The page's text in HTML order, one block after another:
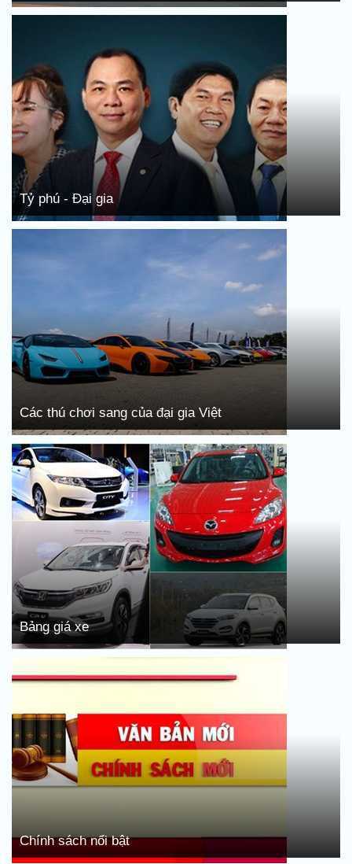
Tỷ phú - Đại gia
Các thú chơi sang của đại gia Việt
Bảng giá xe
Chính sách nổi bật